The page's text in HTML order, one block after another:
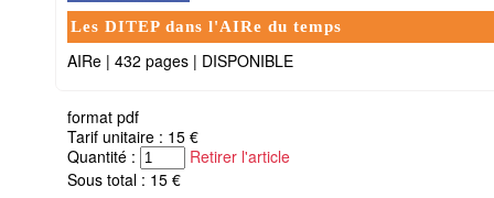
Les DITEP dans l'AIRe du temps
AIRe | 432 pages | DISPONIBLE
format pdf
Tarif unitaire : 15 €
Quantité :
Retirer l'article
Sous total : 15 €